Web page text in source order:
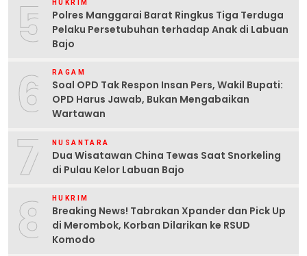
5 HUKRIM
Polres Manggarai Barat Ringkus Tiga Terduga
Pelaku Persetubuhan terhadap Anak di Labuan
Bajo
6 RAGAM
Soal OPD Tak Respon Insan Pers, Wakil Bupati:
OPD Harus Jawab, Bukan Mengabaikan
Wartawan
7 NUSANTARA
Dua Wisatawan China Tewas Saat Snorkeling
di Pulau Kelor Labuan Bajo
8 HUKRIM
Breaking News! Tabrakan Xpander dan Pick Up
di Merombok, Korban Dilarikan ke RSUD
Komodo